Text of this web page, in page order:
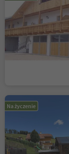
Na życzenie